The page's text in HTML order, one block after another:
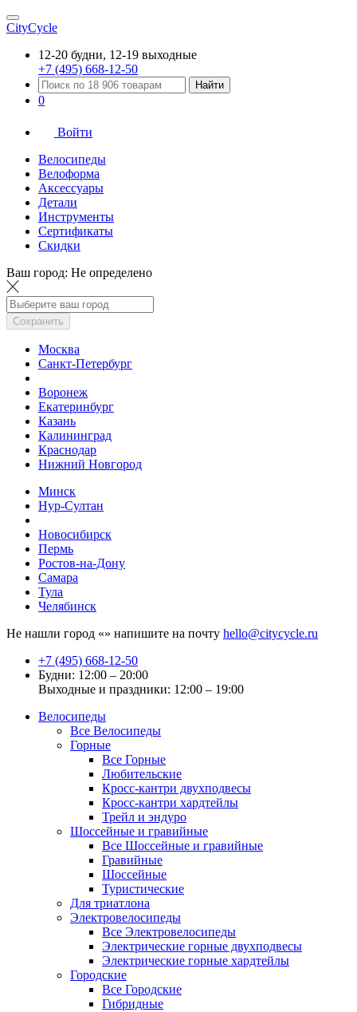
CityCycle
12-20 будни, 12-19 выходные
+7 (495) 668-12-50
Найти
0
Войти
Велосипеды
Велоформа
Аксессуары
Детали
Инструменты
Сертификаты
Скидки
Ваш город: Не определено
Сохранить
Москва
Санкт-Петербург
Воронеж
Екатеринбург
Казань
Калининград
Краснодар
Нижний Новгород
Минск
Нур-Султан
Новосибирск
Пермь
Ростов-на-Дону
Самара
Тула
Челябинск
Не нашли город «» напишите на почту hello@citycycle.ru
+7 (495) 668-12-50
Будни: 12:00 – 20:00
Выходные и праздники: 12:00 – 19:00
Велосипеды
Все Велосипеды
Горные
Все Горные
Любительские
Кросс-кантри двухподвесы
Кросс-кантри хардтейлы
Трейл и эндуро
Шоссейные и гравийные
Все Шоссейные и гравийные
Гравийные
Шоссейные
Туристические
Для триатлона
Электровелосипеды
Все Электровелосипеды
Электрические горные двухподвесы
Электрические горные хардтейлы
Городские
Все Городские
Гибридные